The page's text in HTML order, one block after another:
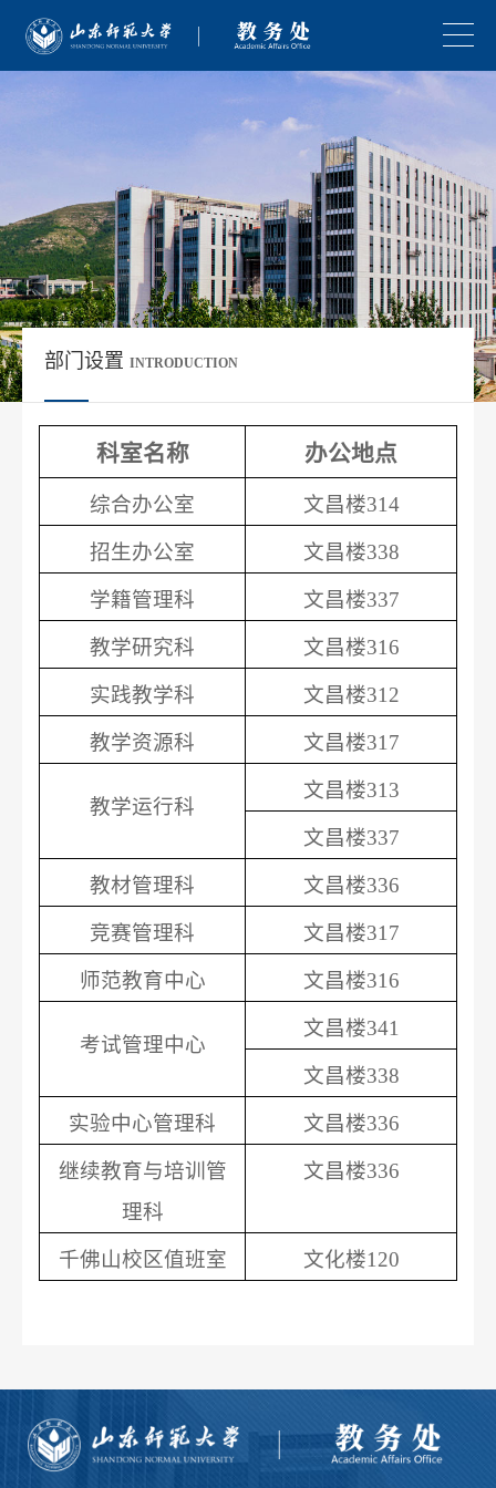
部门设置 INTRODUCTION
科室名称 办公地点
综合办公室 文昌楼314
招生办公室 文昌楼338
学籍管理科 文昌楼337
教学研究科 文昌楼316
实践教学科 文昌楼312
教学资源科 文昌楼317
教学运行科
文昌楼313
文昌楼337
教材管理科 文昌楼336
竞赛管理科 文昌楼317
师范教育中心 文昌楼316
考试管理中心
文昌楼341
文昌楼338
实验中心管理科 文昌楼336
继续教育与培训管
理科
文昌楼336
千佛山校区值班室 文化楼120